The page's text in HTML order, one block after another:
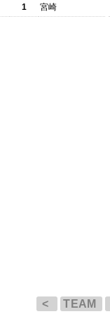
1 宮崎
< TEAM